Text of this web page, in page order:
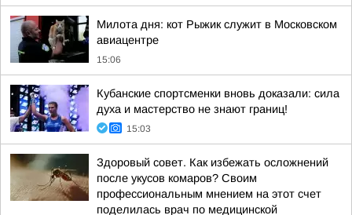
Милота дня: кот Рыжик служит в Московском
авиацентре
15:06
Кубанские спортсменки вновь доказали: сила
духа и мастерство не знают границ!
15:03
Здоровый совет. Как избежать осложнений
после укусов комаров? Своим
профессиональным мнением на этот счет
поделилась врач по медицинской